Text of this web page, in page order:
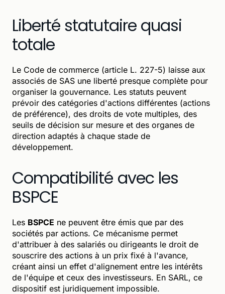
Liberté statutaire quasi
totale
Le Code de commerce (article L. 227-5) laisse aux
associés de SAS une liberté presque complète pour
organiser la gouvernance. Les statuts peuvent
prévoir des catégories d'actions différentes (actions
de préférence), des droits de vote multiples, des
seuils de décision sur mesure et des organes de
direction adaptés à chaque stade de
développement.
Compatibilité avec les
BSPCE
Les BSPCE ne peuvent être émis que par des
sociétés par actions. Ce mécanisme permet
d'attribuer à des salariés ou dirigeants le droit de
souscrire des actions à un prix fixé à l'avance,
créant ainsi un effet d'alignement entre les intérêts
de l'équipe et ceux des investisseurs. En SARL, ce
dispositif est juridiquement impossible.